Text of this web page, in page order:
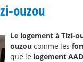
ouzou
Le logement à Tizi-
ouzou comme les
que le logement